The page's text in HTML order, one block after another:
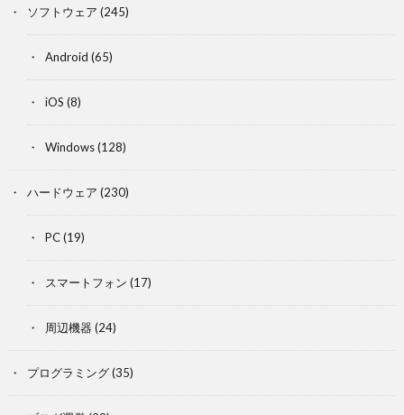
ソフトウェア (245)
Android (65)
iOS (8)
Windows(128)
ハードウェア (230)
PC(19)
スマートフォン (17)
周辺機器 (24)
プログラミング(35)